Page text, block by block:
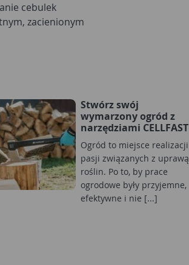
cebulek
zacienionym
Stwórz swój
wymarzony ogród z
narzędziami CELLFAST
Ogród to miejsce realizacji
pasji związanych z uprawą
roślin. Po to, by prace
ogrodowe były przyjemne,
efektywne i nie [...]